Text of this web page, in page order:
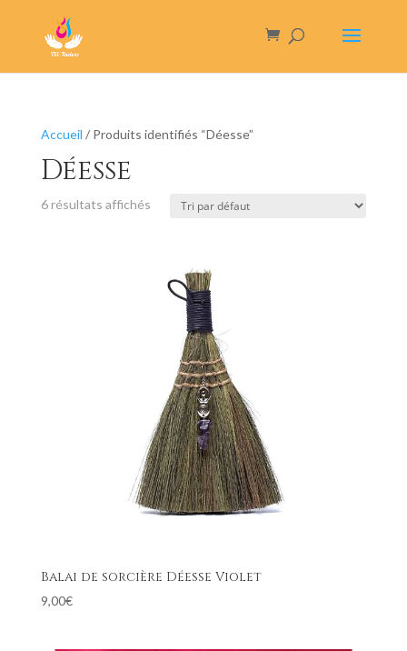
Accueil / Produits identifiés “Déesse”
Déesse
6 résultats affichés
Balai de sorcière Déesse Violet
9,00€